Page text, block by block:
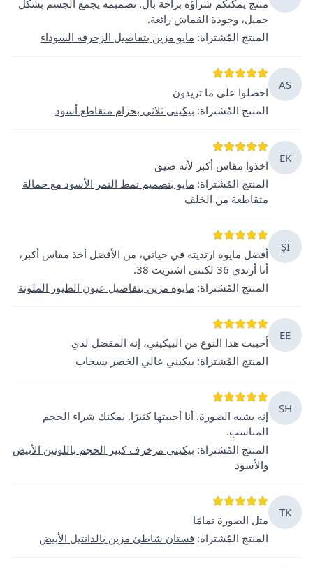
منتج يمكنكم شراؤه براحة بال. تصميمه يجمع الجسم بشكل
جميل، وجودة القماش رائعة.
المنتج المُشتراة: مايو مزين بتفاصيل الزخرفة السوداء
AS
احصلوا على ما تريدون
المنتج المُشتراة: بيكيني ثلاثي بحزام متقاطع أسود
EK
اخذوا مقاس أكبر لأنه ضيق
المنتج المُشتراة: مايو بتصميم نمط النمر الأسود مع حمالة
متقاطعة من الخلف
Şİ
أفضل مايوه ارتديته في حياتي، من الأفضل أخذ مقاس أكبر،
أنا أرتدي 36 لكنني اشتريت 38.
المنتج المُشتراة: مايوه مزين بتفاصيل عيون الطيور الملونة
EE
أحببت هذا النوع من البيكيني، إنه المفضل لدي
المنتج المُشتراة: بيكيني عالي الخصر بسحاب
SH
إنه يشبه الصورة. أنا أحببتها كثيرًا. يمكنك شراء الحجم
المناسب.
المنتج المُشتراة: بيكيني مزخرف كبير الحجم باللونين الأبيض
والأسود
TK
مثل الصورة تمامًا
المنتج المُشتراة: فستان شاطئ مزين بالدانتيل الأبيض